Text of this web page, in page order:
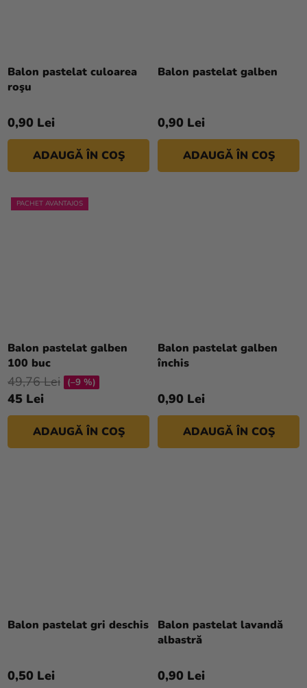
Balon pastelat culoarea
roşu
0,90 Lei
ADAUGĂ ÎN COŞ
Balon pastelat galben
0,90 Lei
ADAUGĂ ÎN COŞ
PACHET AVANTAJOS
Balon pastelat galben
100 buc
45 Lei
49,76 Lei (–9 %)
ADAUGĂ ÎN COŞ
Balon pastelat galben
închis
0,90 Lei
ADAUGĂ ÎN COŞ
Balon pastelat gri deschis
0,50 Lei
Balon pastelat lavandă
albastră
medie
0,90 Lei